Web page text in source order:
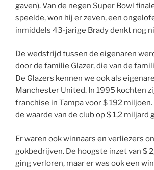
gaven). Van de negen Super Bowl
speelde, won hij er zeven, een
inmiddels 43-jarige Brady denkt nog
De wedstrijd tussen de eigenaren
door de familie Glazer, die van de
De Glazers kennen we ook als
Manchester United. In 1995 kochten
franchise in Tampa voor $ 192
de waarde van de club op $ 1,2 miljard
Er waren ook winnaars en verliezers
gokbedrijven. De hoogste inzet van $
ging verloren, maar er was ook een